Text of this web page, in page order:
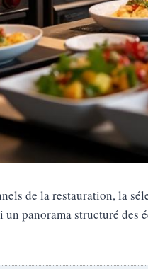
de la restauration, la
panorama structuré des